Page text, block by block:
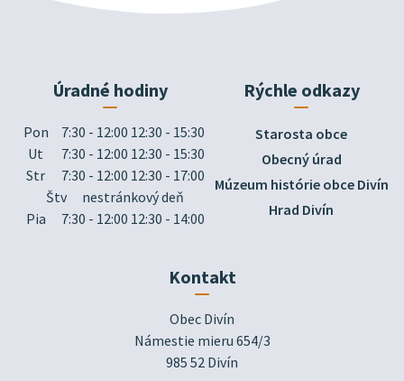
Úradné hodiny
Pon
7:30 - 12:00 12:30 - 15:30
Ut
7:30 - 12:00 12:30 - 15:30
Str
7:30 - 12:00 12:30 - 17:00
Štv
nestránkový deň
Pia
7:30 - 12:00 12:30 - 14:00
Rýchle odkazy
Starosta obce
Obecný úrad
Múzeum histórie obce Divín
Hrad Divín
Kontakt
Obec Divín
Námestie mieru 654/3
985 52 Divín